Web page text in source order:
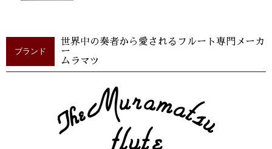
ブランド
世界中の奏者から愛されるフルート専門メーカ
ー
ムラマツ